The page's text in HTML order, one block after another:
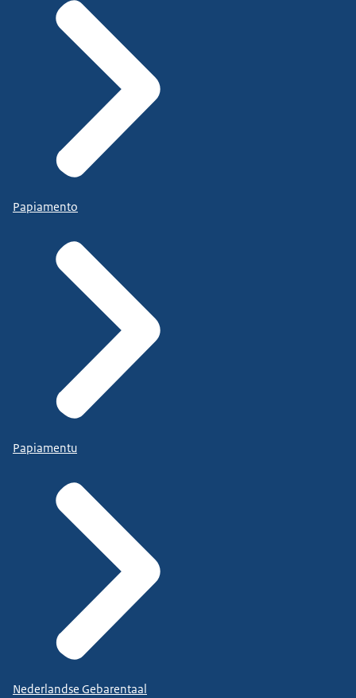
Papiamento
Papiamentu
Nederlandse Gebarentaal